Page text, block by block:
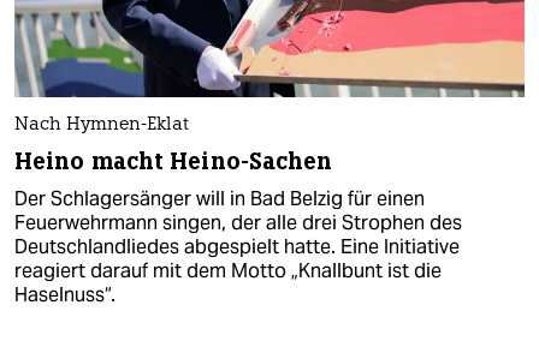
Nach Hymnen-Eklat
Heino macht Heino-Sachen
Der Schlagersänger will in Bad Belzig für einen
Feuerwehrmann singen, der alle drei Strophen des
Deutschlandliedes abgespielt hatte. Eine Initiative
reagiert darauf mit dem Motto „Knallbunt ist die
Haselnuss“.